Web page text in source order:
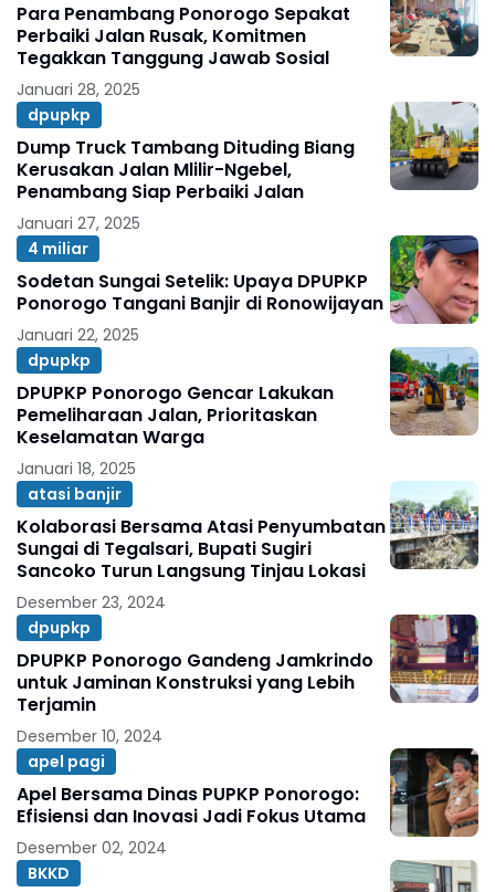
Para Penambang Ponorogo Sepakat
Perbaiki Jalan Rusak, Komitmen
Tegakkan Tanggung Jawab Sosial
Januari 28, 2025
dpupkp
Dump Truck Tambang Dituding Biang
Kerusakan Jalan Mlilir-Ngebel,
Penambang Siap Perbaiki Jalan
Januari 27, 2025
4 miliar
Sodetan Sungai Setelik: Upaya DPUPKP
Ponorogo Tangani Banjir di Ronowijayan
Januari 22, 2025
dpupkp
DPUPKP Ponorogo Gencar Lakukan
Pemeliharaan Jalan, Prioritaskan
Keselamatan Warga
Januari 18, 2025
atasi banjir
Kolaborasi Bersama Atasi Penyumbatan
Sungai di Tegalsari, Bupati Sugiri
Sancoko Turun Langsung Tinjau Lokasi
Desember 23, 2024
dpupkp
DPUPKP Ponorogo Gandeng Jamkrindo
untuk Jaminan Konstruksi yang Lebih
Terjamin
Desember 10, 2024
apel pagi
Apel Bersama Dinas PUPKP Ponorogo:
Efisiensi dan Inovasi Jadi Fokus Utama
Desember 02, 2024
BKKD